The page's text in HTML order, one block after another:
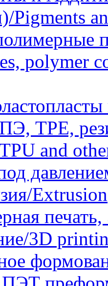
Pigments
polymer
TPE,
and
Extrusion
3D